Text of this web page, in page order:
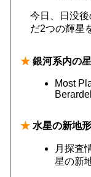
今日、日没
だ2つの輝星
★ 銀河系内の
Most
★ 水星の新地
月探査
星の新